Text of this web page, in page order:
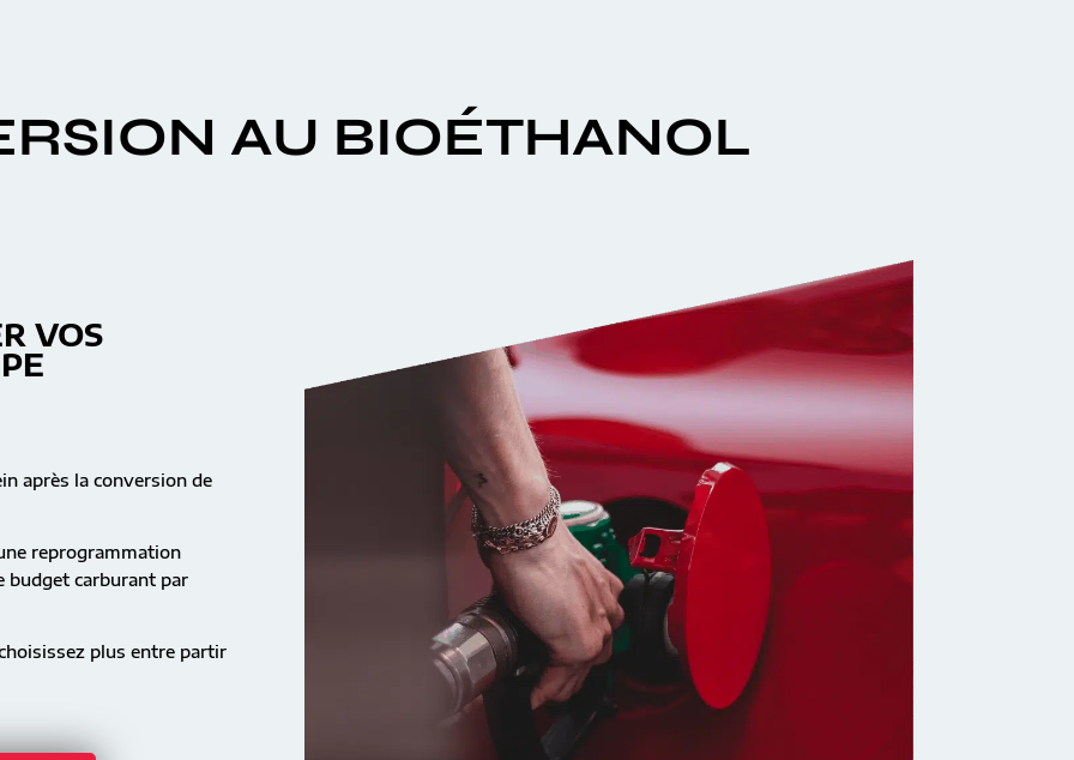
AU BIOÉTHANOL
VOS
après la conversion de
reprogrammation
budget carburant par
plus entre partir